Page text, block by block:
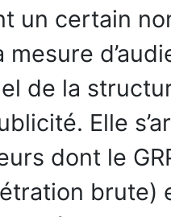
un certain
mesure
de la
Elle
dont le
brute)